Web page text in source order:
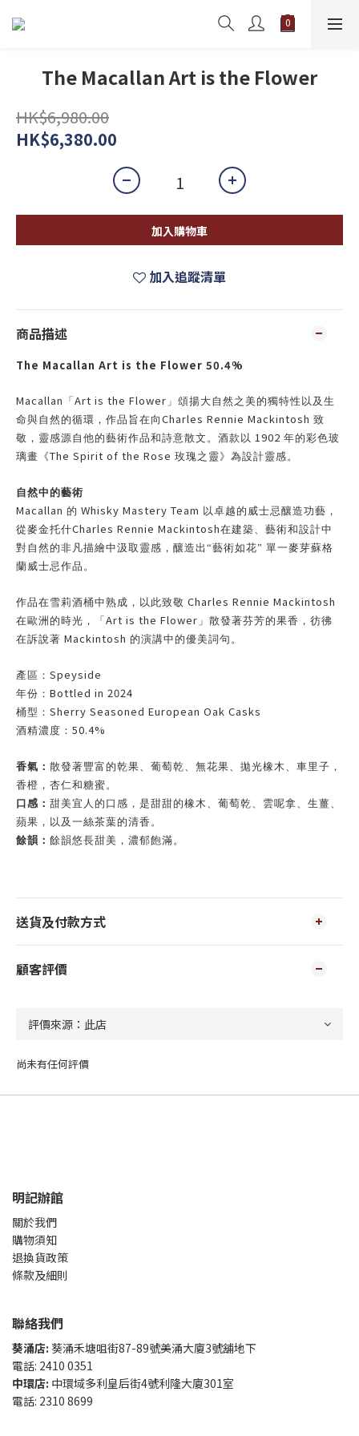
The Macallan Art is the Flower
HK$6,980.00
HK$6,380.00
加入購物車
加入追蹤清單
商品描述
The Macallan Art is the Flower 50.4%
Macallan 「 Art is the Flower 」頌揚大自然之美的獨特性以及生
命與自然的循環，作品旨在向 Charles Rennie Mackintosh 致
敬，靈感源自他的藝術作品和詩意散文。酒款以 1902 年的彩色玻
璃畫《The Spirit of the Rose 玫瑰之靈》為設計靈感。
自然中的藝術
Macallan 的 Whisky Mastery Team 以卓越的威士忌釀造功藝，
從麥金托什Charles Rennie Mackintosh在建築、藝術和設計中
對自然的非凡描繪中汲取靈感，釀造出“藝術如花” 單一麥芽蘇格
蘭威士忌作品。
作品在雪莉酒桶中熟成，以此致敬 Charles Rennie Mackintosh
在歐洲的時光，「 Art is the Flower 」散發著芬芳的果香，彷彿
在訴說著 Mackintosh 的演講中的優美詞句。
產區： Speyside
年份： Bottled in 2024
桶型： Sherry Seasoned European Oak Casks
酒精濃度： 50.4%
香氣： 散發著豐富的乾果、葡萄乾、無花果、拋光橡木、車里子，
香橙，杏仁和糖蜜。
口感： 甜美宜人的口感，是甜甜的橡木、葡萄乾、雲呢拿、生薑、
蘋果，以及一絲茶葉的清香。
餘韻： 餘韻悠長甜美，濃郁飽滿。
送貨及付款方式
顧客評價
尚未有任何評價
明記辦館
關於我們
購物須知
退換貨政策
條款及細則
聯絡我們
葵涌店: 葵涌禾塘咀街87-89號美涌大廈3號舖地下
電話: 2410 0351
中環店: 中環域多利皇后街4號利隆大廈301室
電話: 2310 8699